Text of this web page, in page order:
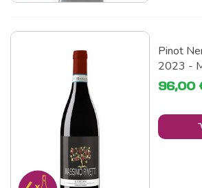
Pinot
2023 -
96,00